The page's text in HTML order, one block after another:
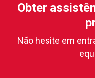
Obter
Não hesite em